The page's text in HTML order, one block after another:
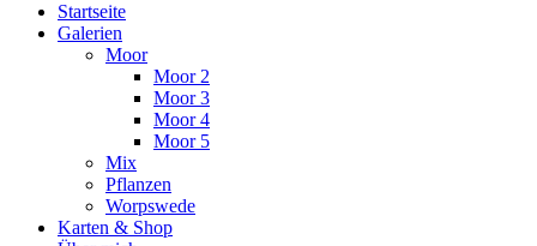
Startseite
Galerien
Moor
Moor 2
Moor 3
Moor 4
Moor 5
Mix
Pflanzen
Worpswede
Karten & Shop